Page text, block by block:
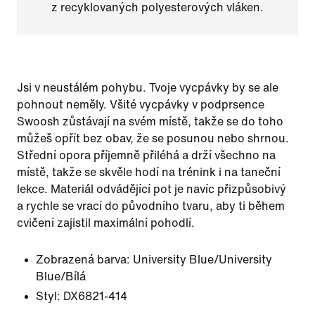
z recyklovaných polyesterových vláken.
Jsi v neustálém pohybu. Tvoje vycpávky by se ale
pohnout neměly. Všité vycpávky v podprsence
Swoosh zůstávají na svém místě, takže se do toho
můžeš opřít bez obav, že se posunou nebo shrnou.
Střední opora příjemně přiléhá a drží všechno na
místě, takže se skvěle hodí na trénink i na taneční
lekce. Materiál odvádějící pot je navíc přizpůsobivý
a rychle se vrací do původního tvaru, aby ti během
cvičení zajistil maximální pohodlí.
Zobrazená barva: University Blue/University
Blue/Bílá
Styl: DX6821-414